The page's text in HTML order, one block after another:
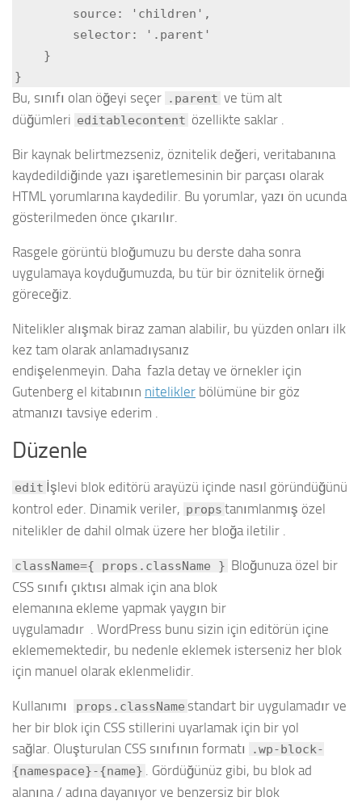
}
Bu, sınıfı olan öğeyi seçer .parent ve tüm alt
düğümleri editablecontent özellikte saklar .
Bir kaynak belirtmezseniz, öznitelik değeri, veritabanına
kaydedildiğinde yazı işaretlemesinin bir parçası olarak
HTML yorumlarına kaydedilir. Bu yorumlar, yazı ön ucunda
gösterilmeden önce çıkarılır.
Rasgele görüntü bloğumuzu bu derste daha sonra
uygulamaya koyduğumuzda, bu tür bir öznitelik örneği
göreceğiz.
Nitelikler alışmak biraz zaman alabilir, bu yüzden onları ilk
kez tam olarak anlamadıysanız
endişelenmeyin. Daha fazla detay ve örnekler için
Gutenberg el kitabının nitelikler bölümüne bir göz
atmanızı tavsiye ederim .
Düzenle
edit İşlevi blok editörü arayüzü içinde nasıl göründüğünü
kontrol eder. Dinamik veriler, props tanımlanmış özel
nitelikler de dahil olmak üzere her bloğa iletilir .
className={ props.className } Bloğunuza özel bir
CSS sınıfı çıktısı almak için ana blok
elemanına ekleme yapmak yaygın bir
uygulamadır . WordPress bunu sizin için editörün içine
eklememektedir, bu nedenle eklemek isterseniz her blok
için manuel olarak eklenmelidir.
Kullanımı props.className standart bir uygulamadır ve
her bir blok için CSS stillerini uyarlamak için bir yol
sağlar. Oluşturulan CSS sınıfının formatı
.wp-block-
{namespace}-{name}
. Gördüğünüz gibi, bu blok ad
alanına / adına dayanıyor ve benzersiz bir blok